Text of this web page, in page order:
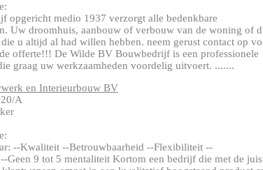
opgericht medio 1937 verzorgt alle bedenkbare
Uw droomhuis, aanbouw of verbouw van de woning of
u altijd al had willen hebben. neem gerust contact op
offerte!!! De Wilde BV Bouwbedrijf is een professionele
graag uw werkzaamheden voordelig uitvoert. .......
en Interieurbouw BV
A
--Kwaliteit --Betrouwbaarheid --Flexibiliteit --
Geen 9 tot 5 mentaliteit Kortom een bedrijf die met de